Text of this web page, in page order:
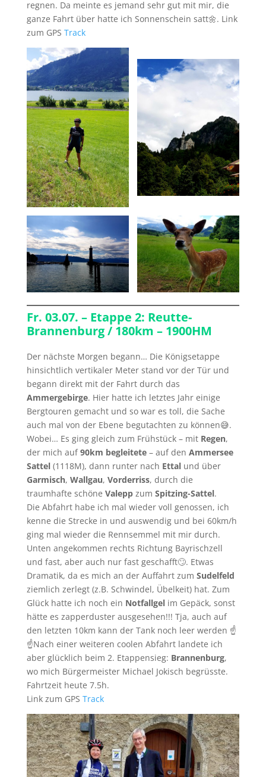
regnen. Da meinte es jemand sehr gut mit mir, die
ganze Fahrt über hatte ich Sonnenschein satt🌼. Link
zum GPS Track
Fr. 03.07. – Etappe 2: Reutte-
Brannenburg / 180km – 1900HM
Der nächste Morgen begann… Die Königsetappe
hinsichtlich vertikaler Meter stand vor der Tür und
begann direkt mit der Fahrt durch das
Ammergebirge. Hier hatte ich letztes Jahr einige
Bergtouren gemacht und so war es toll, die Sache
auch mal von der Ebene begutachten zu können😅.
Wobei… Es ging gleich zum Frühstück – mit Regen,
der mich auf90km begleitete– auf den Ammersee
Sattel(1118M), dann runter nach Ettal und über
Garmisch, Wallgau, Vorderriss, durch die
traumhafte schöne Valeppzum Spitzing-Sattel.
Die Abfahrt habe ich mal wieder voll genossen, ich
kenne die Strecke in und auswendig und bei 60km/h
ging mal wieder die Rennsemmel mit mir durch.
Unten angekommen rechts Richtung Bayrischzell
und fast, aber auch nur fast geschafft🙄. Etwas
Dramatik, da es mich an der Auffahrt zum Sudelfeld
ziemlich zerlegt (z.B. Schwindel, Übelkeit) hat. Zum
Glück hatte ich noch ein Notfallgelim Gepäck, sonst
hätte es zapperduster ausgesehen!!! Tja, auch auf
den letzten 10km kann der Tank noch leer werden ☝️
☝️Nach einer weiteren coolen Abfahrt landete ich
aber glücklich beim 2. Etappensieg: Brannenburg,
wo mich Bürgermeister Michael Jokisch begrüsste.
Fahrtzeit heute 7.5h.
Link zum GPS Track